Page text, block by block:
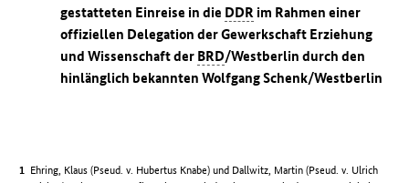
gestatteten Einreise in die DDR im Rahmen einer
offiziellen Delegation der Gewerkschaft Erziehung
und Wissenschaft der BRD/Westberlin durch den
hinlänglich bekannten Wolfgang Schenk/Westberlin
Ehring, Klaus (Pseud. v. Hubertus Knabe) und Dallwitz, Martin (Pseud. v. Ulrich